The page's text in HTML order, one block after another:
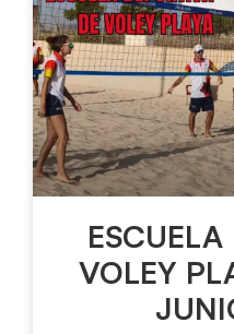
VOLEY